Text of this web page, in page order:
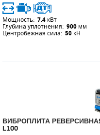
Мощность: 7.4 кВт
Глубина уплотнения: 900 мм
Центробежная сила: 50 кН
ВИБРОПЛИТА РЕВЕРСИВНАЯ
L100